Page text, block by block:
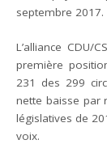
septembre 2017.
L’alliance CDU/
première
231 des 299
nette baisse par
législatives de
voix.